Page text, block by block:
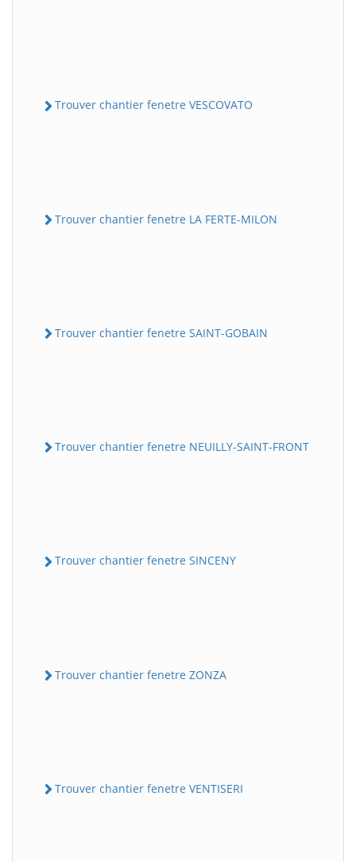
Trouver chantier fenetre VESCOVATO
Trouver chantier fenetre LA FERTE-MILON
Trouver chantier fenetre SAINT-GOBAIN
Trouver chantier fenetre NEUILLY-SAINT-FRONT
Trouver chantier fenetre SINCENY
Trouver chantier fenetre ZONZA
Trouver chantier fenetre VENTISERI